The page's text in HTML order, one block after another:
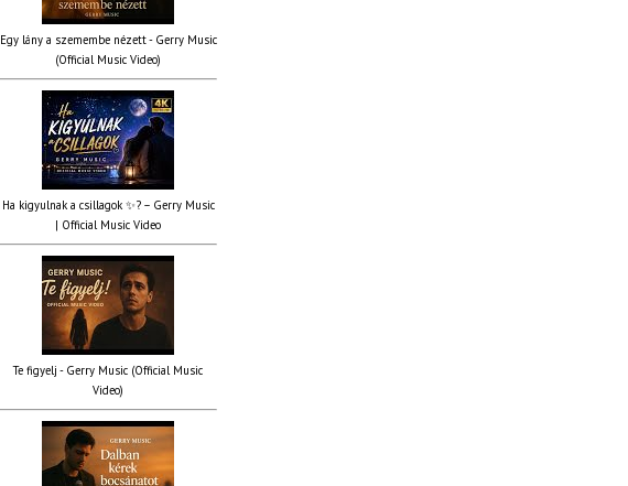
Egy lány a szemembe nézett - Gerry Music
(Official Music Video)
Ha kigyulnak a csillagok ✨? – Gerry Music
| Official Music Video
Te figyelj - Gerry Music (Official Music
Video)